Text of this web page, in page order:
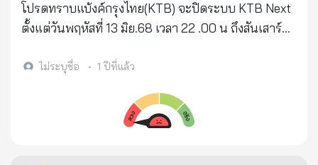
โปรดทราบแบ้งค์กรุงไทย(KTB) จะปิดระบบ KTB Next
ตั้งแต่วันพฤหัสที่ 13 มิย.68 เวลา 22 .00 น ถึงสันเสาร์ที่
โอนเงินจ่ายบิลต่างๆไม่ได้ โปรดวางแผนการเงินล่วง
ไม่ระบุชื่อ • 1 ปีที่แล้ว